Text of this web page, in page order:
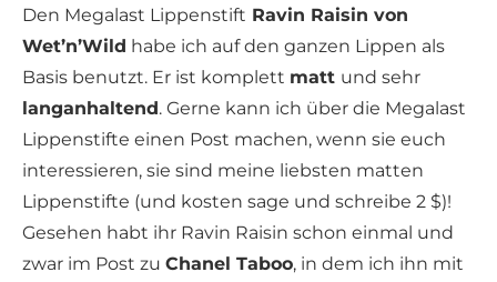
Den Megalast Lippenstift Ravin Raisin von
Wet’n’Wild habe ich auf den ganzen Lippen als
Basis benutzt. Er ist komplett matt und sehr
langanhaltend. Gerne kann ich über die Megalast
Lippenstifte einen Post machen, wenn sie euch
interessieren, sie sind meine liebsten matten
Lippenstifte (und kosten sage und schreibe 2 $)!
Gesehen habt ihr Ravin Raisin schon einmal und
zwar im Post zu Chanel Taboo, in dem ich ihn mit